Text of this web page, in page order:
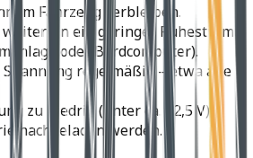
im Fahrzeug verbleiben.
ein geringer Ruhestrom
oder Bordcomputer).
regelmäßig – etwa alle
zu niedrig (unter ca. 12,5 V),
nachgeladen werden.